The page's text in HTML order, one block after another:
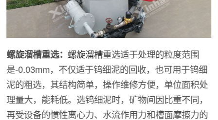
螺旋溜槽重选：螺旋溜槽重选适于处理的粒度范围
是-0.03mm，不仅适于钨细泥的回收，也可用于钨细
泥的粗选，其结构简单，操作维修方便，单位面积处
理量大，能耗低。选钨细泥时，矿物间因比重不同，
再受设备的惯性离心力、水流作用力和槽面摩擦力的